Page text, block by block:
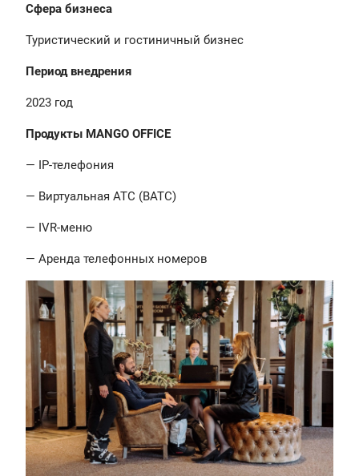
Сфера бизнеса
Туристический и гостиничный бизнес
Период внедрения
2023 год
Продукты MANGO OFFICE
— IP-телефония
— Виртуальная АТС (ВАТС)
— IVR-меню
— Аренда телефонных номеров